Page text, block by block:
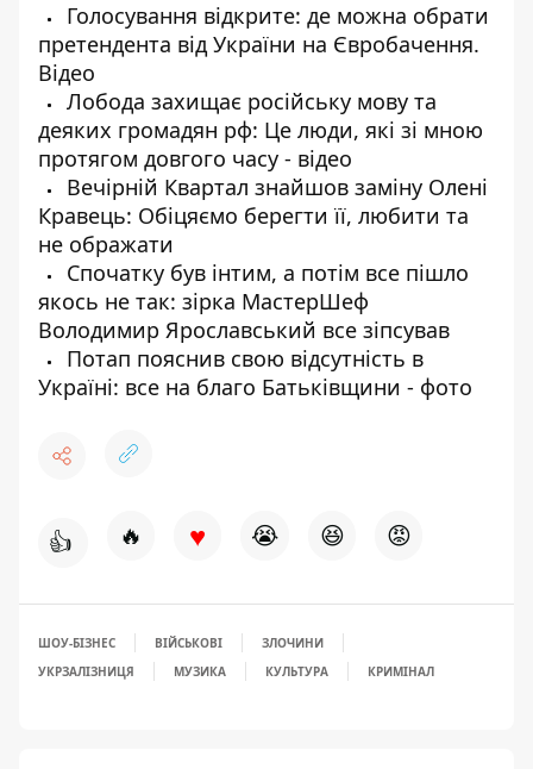
Голосування відкрите: де можна обрати
претендента від України на Євробачення.
Відео
Лобода захищає російську мову та
деяких громадян рф: Це люди, які зі мною
протягом довгого часу - відео
Вечірній Квартал знайшов заміну Олені
Кравець: Обіцяємо берегти її, любити та
не ображати
Спочатку був інтим, а потім все пішло
якось не так: зірка МастерШеф
Володимир Ярославський все зіпсував
Потап пояснив свою відсутність в
Україні: все на благо Батьківщини - фото
👍 🔥 ♥ 😭 😆 😡
ШОУ-БІЗНЕС ВІЙСЬКОВІ
ЗЛОЧИНИ
УКРЗАЛІЗНИЦЯ
МУЗИКА КУЛЬТУРА КРИМІНАЛ